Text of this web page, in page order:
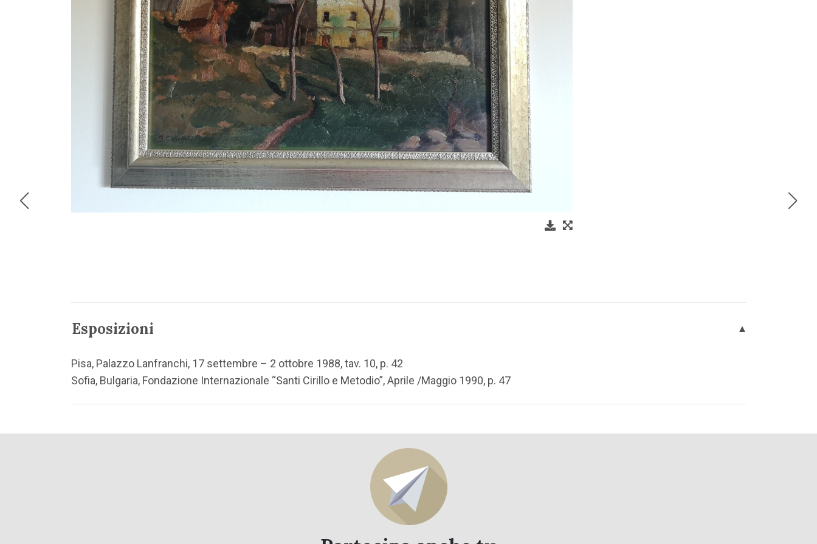
Esposizioni
Pisa, Palazzo Lanfranchi, 17 settembre – 2 ottobre 1988, tav. 10, p. 42
Sofia, Bulgaria, Fondazione Internazionale “Santi Cirillo e Metodio”, Aprile /Maggio 1990, p. 47